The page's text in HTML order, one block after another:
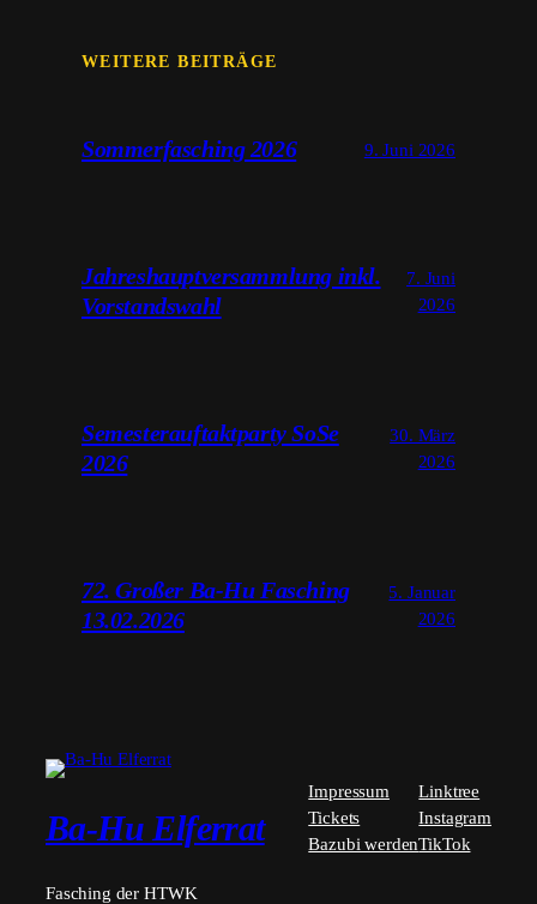
WEITERE BEITRÄGE
Sommerfasching 2026 9. Juni 2026
Jahreshauptversammlung inkl.
Vorstandswahl
7. Juni
2026
Semesterauftaktparty SoSe
2026
30. März
2026
72. Großer Ba-Hu Fasching
13.02.2026
5. Januar
2026
Ba-Hu Elferrat
Fasching der HTWK
Impressum
Tickets
Bazubi werden
Linktree
Instagram
TikTok